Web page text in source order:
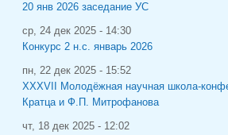
20 янв 2026 заседание УС
ср, 24 дек 2025 - 14:30
Конкурс 2 н.с. январь 2026
пн, 22 дек 2025 - 15:52
XXXVII Молодёжная научная школа-
Кратца и Ф.П. Митрофанова
чт, 18 дек 2025 - 12:02